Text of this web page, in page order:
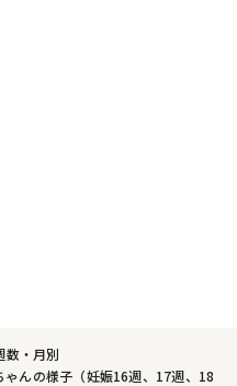
数・月別
ゃんの様子（妊娠16週、17週、18